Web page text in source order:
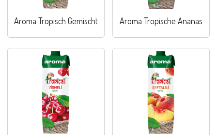
Aroma Tropisch Gemischt Aroma Tropische Ananas